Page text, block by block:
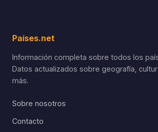
Países.net
Información completa sobre todos los
Datos actualizados sobre geografía,
más.
Sobre nosotros
Contacto